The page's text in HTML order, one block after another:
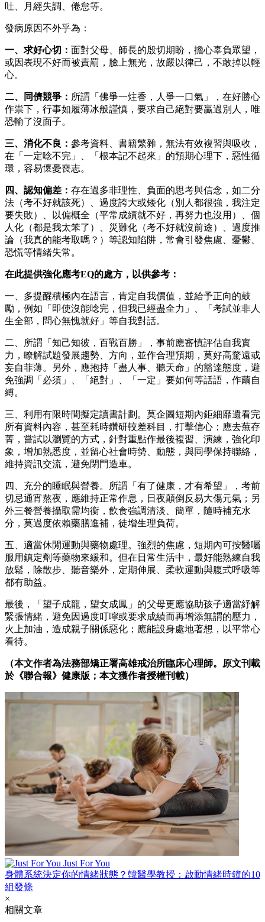
吐、月經失調、倦怠等。
發病原因不外乎為：
一、求好心切： 面對父母、師長的殷切期盼，擔心辜負眾望，
或因表現不好而被責罰，臉上無光，故嚴以律己，不敢掉以輕
心。
二、同儕競爭： 所謂「佛爭一炷香，人爭一口氣」，在好勝心
作祟下，行事如履薄冰般謹慎，要求自己絕對要贏過別人，唯
恐輸了沒面子。
三、消化不良： 參考資料、書籍繁雜，無法有效複習與吸收，
在「一定唸不完」、「根本記不起來」的預期心理下，惡性循
環，容易懷憂喪志。
四、認知偏差： 存在過多非理性、負面的思考與信念，如二分
法（考不好就該死）、過度誇大或矮化（別人都很強，我注定
要失敗）、以偏概全（平常成績就不好，再努力也沒用）、個
人化（都是我太笨了）、災難化（考不好就沒前途）、過度推
論（我真的能考取嗎？）等認知陷阱，常會引發焦慮、憂鬱、
恐慌等情緒失常。
在此提供強化應考EQ的處方，以供參考：
一、多提醒積極內在語言，肯定自我價值，並給予正向的鼓
勵，例如「即使沒能唸完，但我已經盡全力」、「考試並非人
生全部，問心無愧就好」等自我對話。
二、所謂「知己知彼，百戰百勝」，事前應審慎評估自我實
力，瞭解試題發展趨勢、方向，並作合理預期，莫好高騖遠或
妄自菲薄。另外，應抱持「盡人事、聽天命」的豁達態度，避
免強調「必須」、「絕對」、「一定」要如何等話語，作繭自
縛。
三、利用有限時間擬定讀書計劃。莫企圖短期內鉅細靡遺看完
所有資料內容，甚至耗時鑽研較差科目，打擊信心；應去蕪存
菁，嘗試以瀏覽的方式，針對重點作最後複習、演練，強化印
象，增加熟悉度，並留心社會時勢、動態，與同學保持聯絡，
維持資訊交流，避免閉門造車。
四、充分的睡眠與營養。所謂「有了健康，才有希望」，考前
切忌通宵熬夜，應維持正常作息，日夜顛倒反易大傷元氣；另
外三餐營養攝取需均衡，飲食強調清淡、簡單，隨時補充水
分，莫過度依賴藥膳進補，徒增生理負荷。
五、適當休閒運動與藥物處理。強烈的焦慮，短期內可按醫囑
服用鎮定劑等藥物來緩和。但在日常生活中，最好能熟練自我
放鬆，除散步、聽音樂外，定期伸展、柔軟運動與腹式呼吸等
都有助益。
最後，「望子成龍，望女成鳳」的父母更應協助孩子適當紓解
緊張情緒，避免因過度叮嚀或要求成績而再增添無謂的壓力，
火上加油，造成親子關係惡化；應能設身處地著想，以平常心
看待。
（本文作者為法務部矯正署高雄戒治所臨床心理師。原文刊載
於《聯合報》健康版；本文獲作者授權刊載）
Just For You
身體系統決定你的情緒狀態？韓醫學教授：啟動情緒時鐘的10
組發條
×
相關文章